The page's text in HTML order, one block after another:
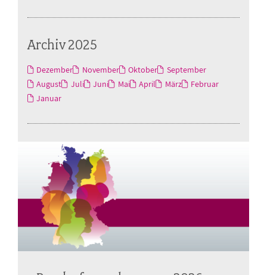
Archiv 2025
Dezember November Oktober
September
August
Juli Juni Mai April März
Februar
Januar